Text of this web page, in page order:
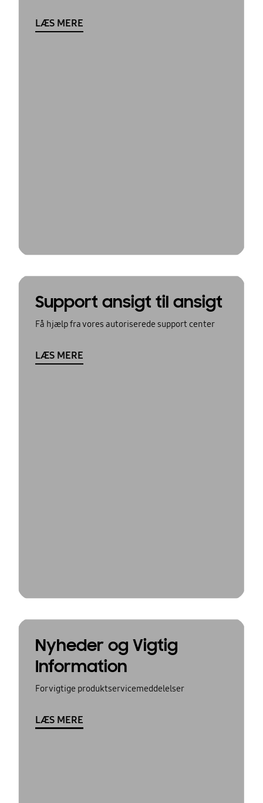
LÆS MERE
Support ansigt til ansigt
Få hjælp fra vores autoriserede support center
LÆS MERE
Nyheder og Vigtig
Information
For vigtige produktservicemeddelelser
LÆS MERE